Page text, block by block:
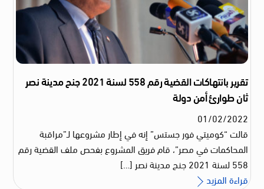
تقرير بانتهاكات القضية رقم 558 لسنة 2021 جنح مدينة نصر
ثان طوارئ أمن دولة
01/02/2022
قالت “كوميتي فور جستس” إنه في إطار مشروعها لـ”مراقبة
المحاكمات في مصر”، قام فريق المشروع بفحص ملف القضية رقم
558 لسنة 2021 جنح مدينة نصر […]
قراءة المزيد